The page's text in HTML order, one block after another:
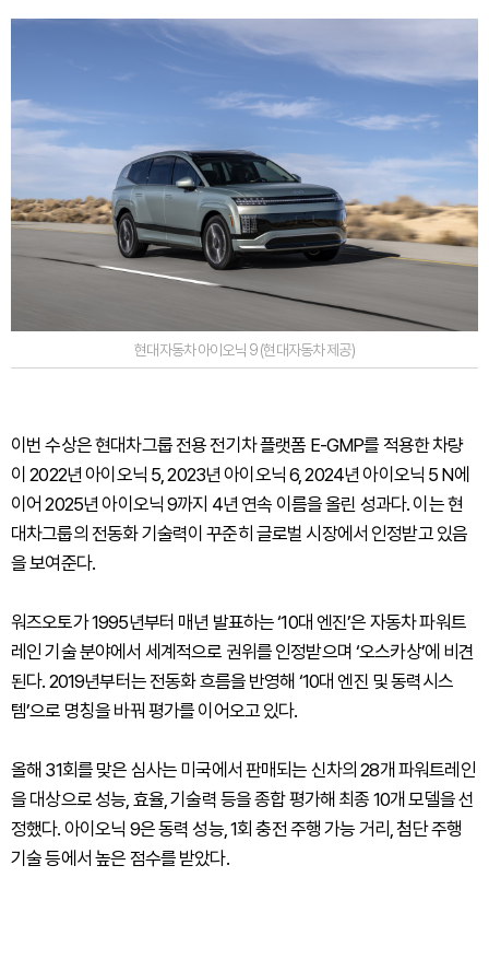
현대자동차 아이오닉 9 (현대자동차 제공)
이번 수상은 현대차그룹 전용 전기차 플랫폼 E-GMP를 적용한 차량
이 2022년 아이오닉 5, 2023년 아이오닉 6, 2024년 아이오닉 5 N에
이어 2025년 아이오닉 9까지 4년 연속 이름을 올린 성과다. 이는 현
대차그룹의 전동화 기술력이 꾸준히 글로벌 시장에서 인정받고 있음
을 보여준다.
워즈오토가 1995년부터 매년 발표하는 ‘10대 엔진’은 자동차 파워트
레인 기술 분야에서 세계적으로 권위를 인정받으며 ‘오스카상’에 비견
된다. 2019년부터는 전동화 흐름을 반영해 ‘10대 엔진 및 동력시스
템’으로 명칭을 바꿔 평가를 이어오고 있다.
올해 31회를 맞은 심사는 미국에서 판매되는 신차의 28개 파워트레인
을 대상으로 성능, 효율, 기술력 등을 종합 평가해 최종 10개 모델을 선
정했다. 아이오닉 9은 동력 성능, 1회 충전 주행 가능 거리, 첨단 주행
기술 등에서 높은 점수를 받았다.